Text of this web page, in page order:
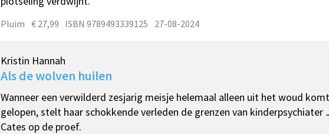
Pluim € 27,99 ISBN 9789493339125 27-08-2024
Kristin Hannah
Als de wolven huilen
Wanneer een verwilderd zesjarig meisje helemaal alleen uit het woud komt
gelopen, stelt haar schokkende verleden de grenzen van kinderpsychiater
Cates op de proef.